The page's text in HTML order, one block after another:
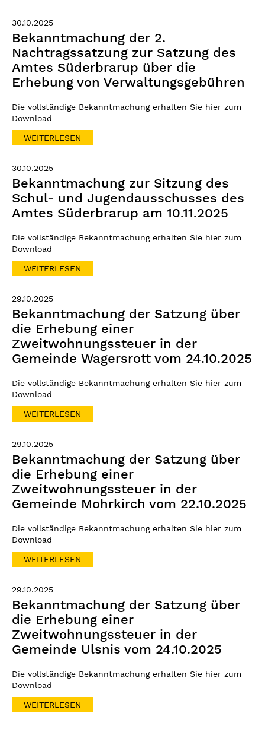
30.10.2025
Bekanntmachung der 2.
Nachtragssatzung zur Satzung des
Amtes Süderbrarup über die
Erhebung von Verwaltungsgebühren
Die vollständige Bekanntmachung erhalten Sie hier zum
Download
WEITERLESEN
30.10.2025
Bekanntmachung zur Sitzung des
Schul- und Jugendausschusses des
Amtes Süderbrarup am 10.11.2025
Die vollständige Bekanntmachung erhalten Sie hier zum
Download
WEITERLESEN
29.10.2025
Bekanntmachung der Satzung über
die Erhebung einer
Zweitwohnungssteuer in der
Gemeinde Wagersrott vom 24.10.2025
Die vollständige Bekanntmachung erhalten Sie hier zum
Download
WEITERLESEN
29.10.2025
Bekanntmachung der Satzung über
die Erhebung einer
Zweitwohnungssteuer in der
Gemeinde Mohrkirch vom 22.10.2025
Die vollständige Bekanntmachung erhalten Sie hier zum
Download
WEITERLESEN
29.10.2025
Bekanntmachung der Satzung über
die Erhebung einer
Zweitwohnungssteuer in der
Gemeinde Ulsnis vom 24.10.2025
Die vollständige Bekanntmachung erhalten Sie hier zum
Download
WEITERLESEN